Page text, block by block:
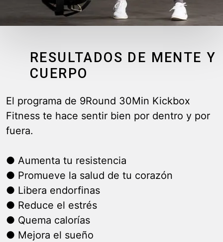
RESULTADOS DE MENTE Y
CUERPO
El programa de 9Round 30Min Kickbox
Fitness te hace sentir bien por dentro y por
fuera.
● Aumenta tu resistencia
● Promueve la salud de tu corazón
● Libera endorfinas
● Reduce el estrés
● Quema calorías
● Mejora el sueño